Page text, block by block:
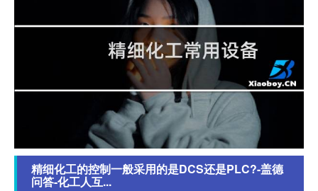
精细化工的控制一般采用的是DCS还是PLC?-盖德
问答-化工人互...